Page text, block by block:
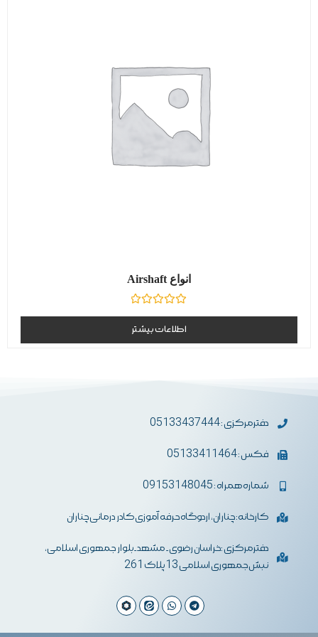
انواع Airshaft
0
از
5
اطلاعات بیشتر
دفترمرکزی : 05133437444
فکس : 05133411464
شماره همراه : 09153148045
کارخانه: چناران، اردوگاه حرفه آموزی کادر درمانی چناران
دفترمرکزی :خراسان رضوی- مشهد-بلوار جمهوری اسلامی،
نبش جمهوری اسلامی 13 پلاک 261